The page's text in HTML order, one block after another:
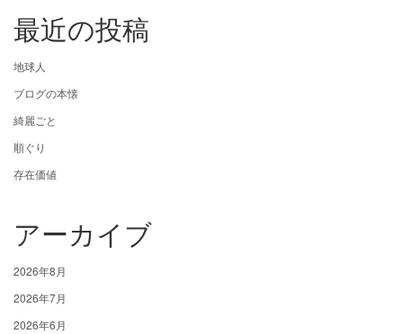
最近の投稿
地球人
ブログの本懐
綺麗ごと
順ぐり
存在価値
アーカイブ
2026年8月
2026年7月
2026年6月